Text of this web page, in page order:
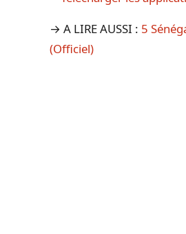
→ A LIRE AUSSI : 5
(Officiel)